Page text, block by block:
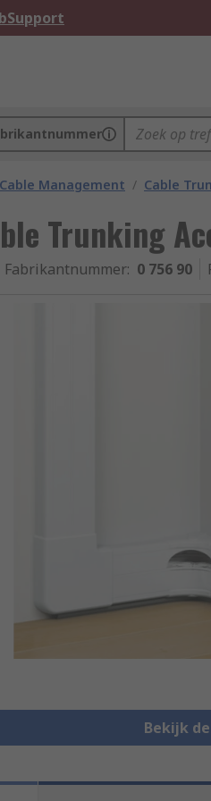
Support
Cable Management / Cable
Trunking
Fabrikantnummer: 0 756 90
Bekijk